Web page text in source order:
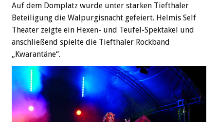
Auf dem Domplatz wurde unter starken Tiefthaler
Beteiligung die Walpurgisnacht gefeiert. Helmis Self
Theater zeigte ein Hexen- und Teufel-Spektakel und
anschließend spielte die Tiefthaler Rockband
„Kwarantäne“.